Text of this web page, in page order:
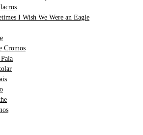
I Wish We Were an Eagle
Cromos